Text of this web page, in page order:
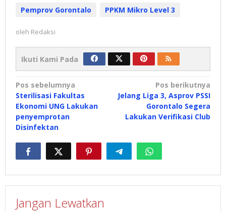
Pemprov Gorontalo
PPKM Mikro Level 3
oleh Redaksi
Ikuti Kami Pada
Navigasi
pos
Pos sebelumnya
Sterilisasi Fakultas
Ekonomi UNG Lakukan
penyemprotan
Disinfektan
Pos berikutnya
Jelang Liga 3, Asprov PSSI
Gorontalo Segera
Lakukan Verifikasi Club
Jangan Lewatkan